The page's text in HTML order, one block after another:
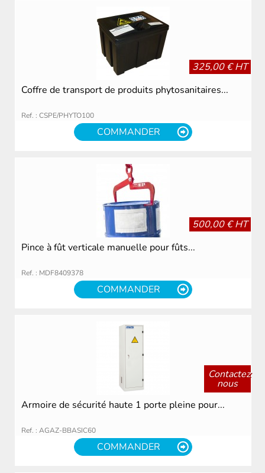
325,00 € HT
Coffre de transport de produits phytosanitaires...
Ref. : CSPE/PHYTO100
COMMANDER
500,00 € HT
Pince à fût verticale manuelle pour fûts...
Ref. : MDF8409378
COMMANDER
Contactez
nous
Armoire de sécurité haute 1 porte pleine pour...
Ref. : AGAZ-BBASIC60
COMMANDER